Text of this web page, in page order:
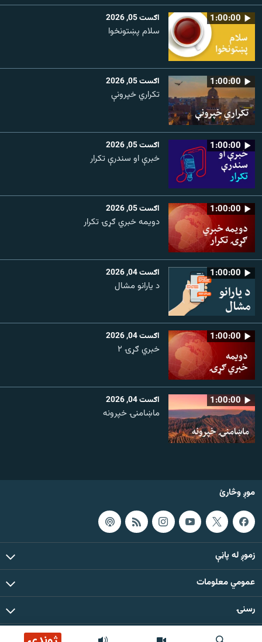
1:00:00 اګست 05, 2026
سلام پښتونخوا
1:00:00 اګست 05, 2026
تکراري خپرونې
1:00:00 اګست 05, 2026
خبرې او سندرې تکرار
1:00:00 اګست 05, 2026
دویمه خبري ګړۍ تکرار
1:00:00 اګست 04, 2026
د یارانو مشال
1:00:00 اګست 04, 2026
خبري ګړۍ ۲
1:00:00 اګست 04, 2026
ماښامنۍ خپرونه
موږ وڅارئ
زموږ له پاڼې
عمومي معلومات
رسنۍ
د دې ووبپاڼې د ټولو مطالبو حقوق له مشال راډیو سره خوندي دي